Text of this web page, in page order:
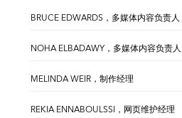
BRUCE EDWARDS，多媒体内容负责人
NOHA ELBADAWY，多媒体内容负责人
MELINDA WEIR，制作经理
REKIA ENNABOULSSI，网页维护经理